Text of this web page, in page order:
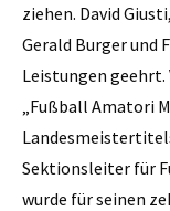
ziehen. David
Gerald Burger und
Leistungen geehrt.
„Fußball Amatori
Sektionsleiter für
wurde für seinen